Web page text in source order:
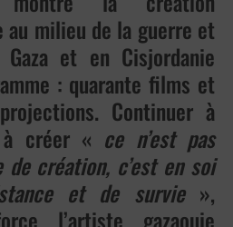
au milieu de la guerre et
Gaza et en Cisjordanie
: quarante films et
Continuer à
créer « ce n’est pas
création, c’est en soi
et de survie»,
l’artiste gazaouie